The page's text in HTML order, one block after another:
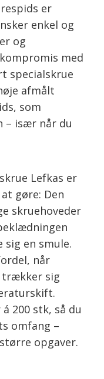
er
enkel og
og
med
specialskrue
afmålt
som
– især når du
Lefkas er
gøre: Den
skruehoveder
en smule.
når
trækker sig
200 stk, så du
omfang –
opgaver.